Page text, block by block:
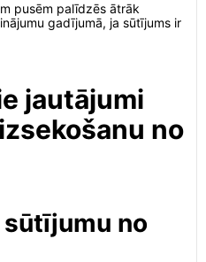
pusēm palīdzēs ātrāk
gadījumā, ja sūtījums ir
jautājumi
no
no